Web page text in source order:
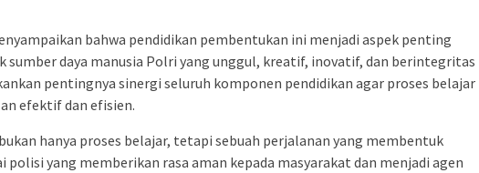
bahwa pendidikan pembentukan ini menjadi aspek penting
sumber daya manusia Polri yang unggul, kreatif, inovatif, dan berintegritas
pentingnya sinergi seluruh komponen pendidikan agar proses belajar
efektif dan efisien.
hanya proses belajar, tetapi sebuah perjalanan yang membentuk
polisi yang memberikan rasa aman kepada masyarakat dan menjadi agen